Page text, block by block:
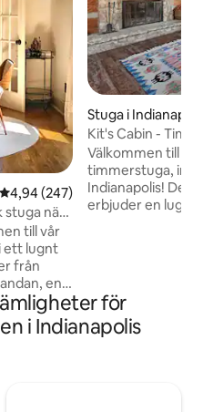
4,94 av 5 i genomsnittligt
4,94 (247)
nära
ett lugnt
från
en
enkel
och
Stuga i
Kit's Cabin -
Indianapolis
Välkommen till
timmerstuga,
Indianapolis!
erbjuder en lugn
exponerade
eldstad i sten.
inredning och
för
i Indianapolis